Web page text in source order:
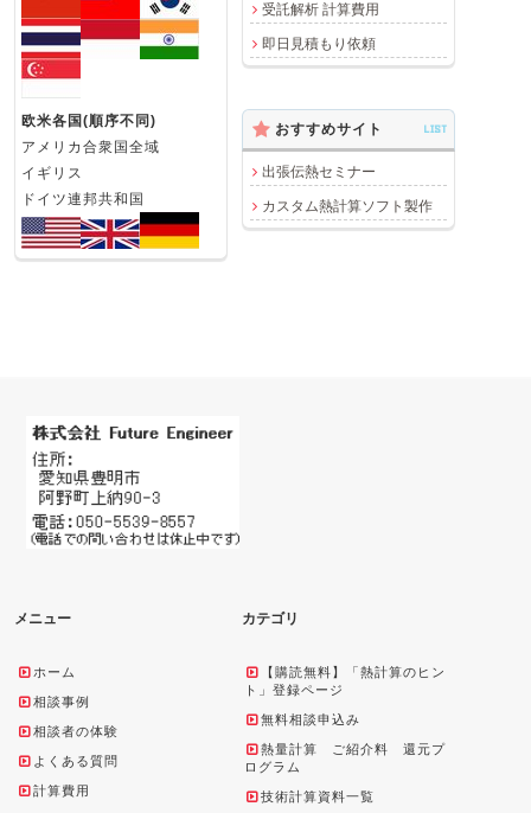
受託解析 計算費用
即日見積もり依頼
欧米各国(順序不同)
アメリカ合衆国全域
イギリス
ドイツ連邦共和国
おすすめサイト LIST
出張伝熱セミナー
カスタム熱計算ソフト製作
メニュー
ホーム
相談事例
相談者の体験
よくある質問
計算費用
カテゴリ
【購読無料】「熱計算のヒン
ト」登録ページ
無料相談申込み
熱量計算 ご紹介料 還元プ
ログラム
技術計算資料一覧